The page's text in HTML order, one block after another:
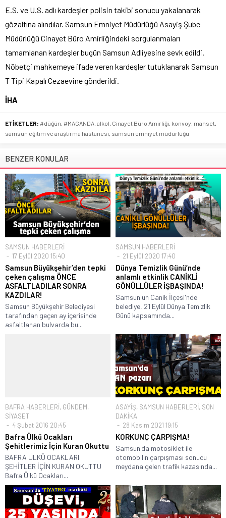
E.S. ve U.S. adlı kardeşler polisin takibi sonucu yakalanarak
gözaltına alındılar. Samsun Emniyet Müdürlüğü Asayiş Şube
Müdürlüğü Cinayet Büro Amirliğindeki sorgulanmaları
tamamlanan kardeşler bugün Samsun Adliyesine sevk edildi.
Nöbetçi mahkemeye ifade veren kardeşler tutuklanarak Samsun
T Tipi Kapalı Cezaevine gönderildi.
İHA
ETİKETLER: #düğün, #MAGANDA, alkol, Cinayet Büro Amirliği, konvoy, manset,
samsun eğitim ve araştırma hastanesi, samsun emniyet müdürlüğü
BENZER KONULAR
SAMSUN HABERLERİ
17 Eylül 2020 15:40
Samsun Büyükşehir’den tepki
çeken çalışma ÖNCE
ASFALTLADILAR SONRA
KAZDILAR!
Samsun Büyükşehir Belediyesi
tarafından geçen ay içerisinde
asfaltlanan bulvarda bu...
SAMSUN HABERLERİ
21 Eylül 2020 17:40
Dünya Temizlik Günü’nde
anlamlı etkinlik CANİKLİ
GÖNÜLLÜLER İŞBAŞINDA!
Samsun'un Canik İlçesi'nde
belediye, 21 Eylül Dünya Temizlik
Günü kapsamında...
BAFRA HABERLERİ, GÜNDEM,
SİYASET
4 Şubat 2016 20:45
Bafra Ülkü Ocakları
Şehitlerimiz İçin Kuran Okuttu
BAFRA ÜLKÜ OCAKLARI
ŞEHİTLER İÇİN KURAN OKUTTU
Bafra Ülkü Ocakları...
ASAYİŞ, SAMSUN HABERLERİ, SON
DAKİKA
28 Kasım 2021 19:15
KORKUNÇ ÇARPIŞMA!
Samsun'da motosiklet ile
otomobilin çarpışması sonucu
meydana gelen trafik kazasında...